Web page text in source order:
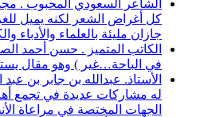
الشاعر السعودي المحبوب .
كل أغراض الشعر لكنه يميل
جازان مليئة بالعلماء والأدباء
الكاتب المتميز . حسن أحمد
في الباحة…غير ) وهو مقال
الأستاذ. عبدالله بن جابر بن
له مشاركات عديدة في تجمع
الجهات المختصة في مراعاة